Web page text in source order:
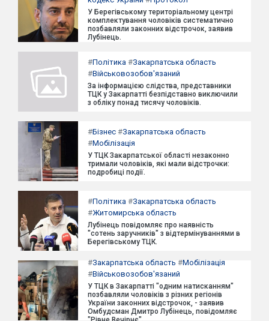
У Берегівському територіальному центрі
комплектування чоловіків систематично
позбавляли законних відстрочок, заявив
Лубінець.
#Політика #Закарпатська область
#Військовозобов'язаний
За інформацією слідства, представники
ТЦК у Закарпатті безпідставно виключили
з обліку понад тисячу чоловіків.
#Бізнес #Закарпатська область
#Мобілізація
У ТЦК Закарпатської області незаконно
тримали чоловіків, які мали відстрочки:
подробиці події.
#Політика #Закарпатська область
#Житомирська область
Лубінець повідомляє про наявність
"сотень заручників" з відтермінуваннями в
Берегівському ТЦК.
#Закарпатська область #Мобілізація
#Військовозобов'язаний
У ТЦК в Закарпатті "одним натисканням"
позбавляли чоловіків з різних регіонів
України законних відстрочок, - заявив
Омбудсман Дмитро Лубінець, повідомляє